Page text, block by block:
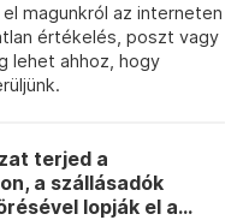
magunkról az interneten
értékelés, poszt vagy
lehet ahhoz, hogy
terjed a
a szállásadók
lopják el a...